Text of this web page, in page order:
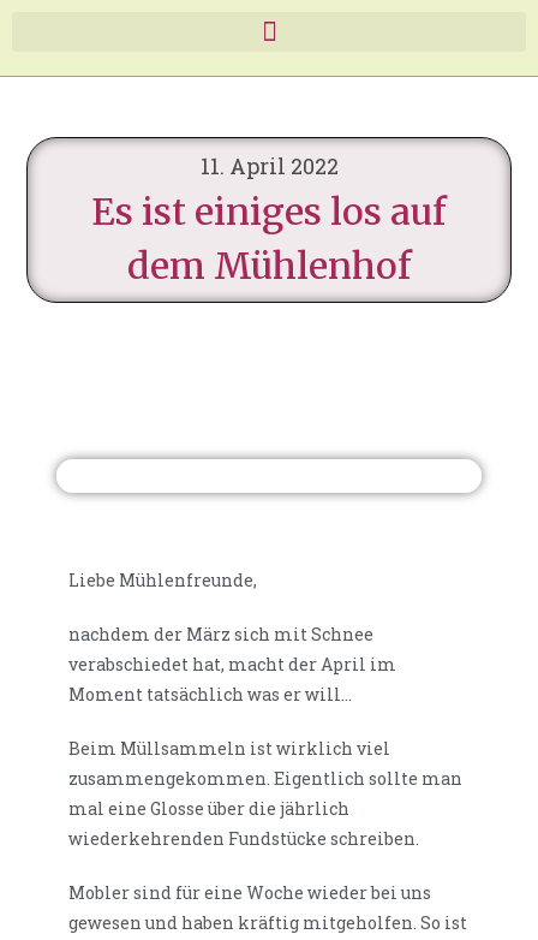
11. April 2022
Es ist einiges los auf
dem Mühlenhof
Liebe Mühlenfreunde,
nachdem der März sich mit Schnee
verabschiedet hat, macht der April im
Moment tatsächlich was er will…
Beim Müllsammeln ist wirklich viel
zusammengekommen. Eigentlich sollte man
mal eine Glosse über die jährlich
wiederkehrenden Fundstücke schreiben.
Mobler sind für eine Woche wieder bei uns
gewesen und haben kräftig mitgeholfen. So ist